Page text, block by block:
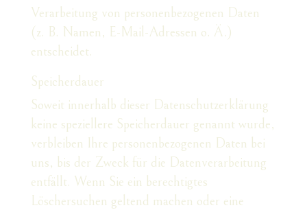
Verarbeitung von personenbezogenen Daten
(z. B. Namen, E-Mail-Adressen o. Ä.)
entscheidet.
Speicherdauer
Soweit innerhalb dieser Datenschutzerklärung
keine speziellere Speicherdauer genannt wurde,
verbleiben Ihre personenbezogenen Daten bei
uns, bis der Zweck für die Datenverarbeitung
entfällt. Wenn Sie ein berechtigtes
Löschersuchen geltend machen oder eine